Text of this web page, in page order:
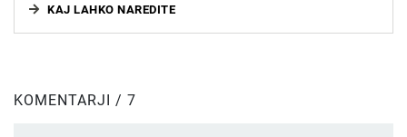
KAJ LAHKO NAREDITE
KOMENTARJI / 7